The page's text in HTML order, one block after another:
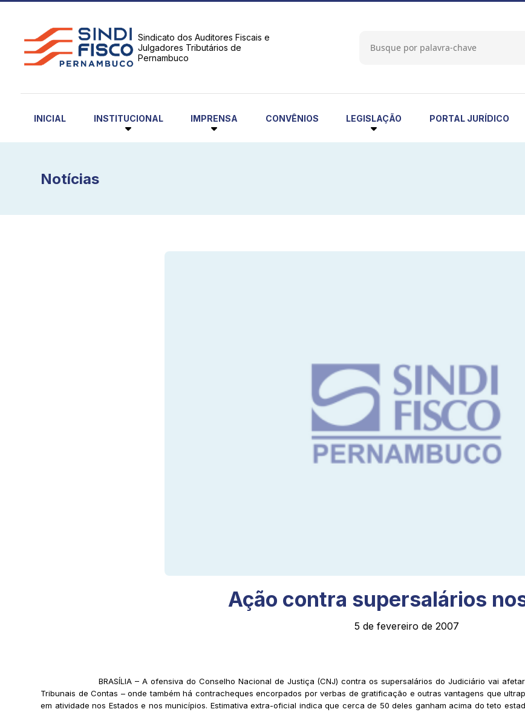
Sindicato dos Auditores Fiscais e
Julgadores Tributários de
Pernambuco
INICIAL INSTITUCIONAL IMPRENSA CONVÊNIOS LEGISLAÇÃO PORTAL JURÍDICO
Notícias
Ação contra supersalários
5 de fevereiro de 2007
BRASÍLIA – A ofensiva do Conselho Nacional de Justiça (CNJ) contra os supersalários do Judiciário vai
Tribunais de Contas – onde também há contracheques encorpados por verbas de gratificação e outras vantagens que
em atividade nos Estados e nos municípios. Estimativa extra-oficial indica que cerca de 50 deles ganham acima do teto